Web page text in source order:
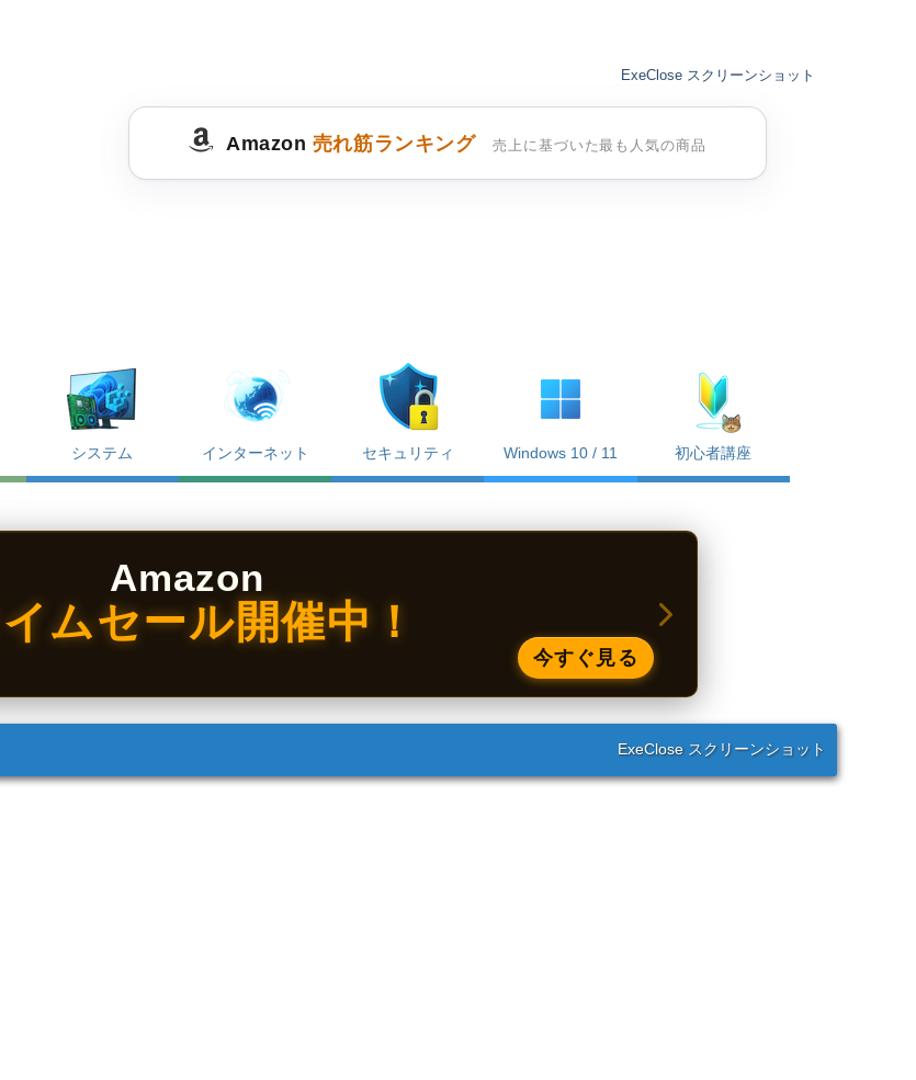
ExeClose スクリーンショット
Amazon 売れ筋ランキング 売上に基づいた最も人気の商品
システム インターネット セキュリティ Windows 10 / 11 初心者講座
Amazon
ムセール開催中！
今すぐ見る
ExeClose スクリーンショット